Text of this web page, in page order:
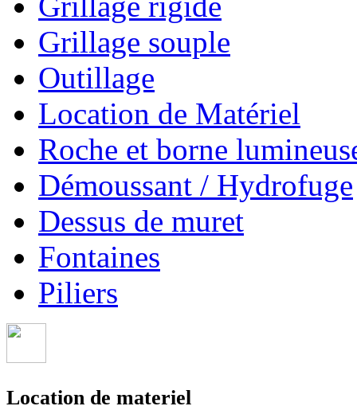
Grillage souple
Outillage
Location de Matériel
Roche et borne
Démoussant / Hydrofuge
Dessus de muret
Fontaines
Piliers
Location de materiel